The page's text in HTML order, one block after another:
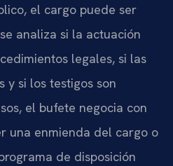
el cargo puede ser
analiza si la actuación
legales, si las
y si los testigos son
el bufete negocia con
una enmienda del cargo o
de disposición